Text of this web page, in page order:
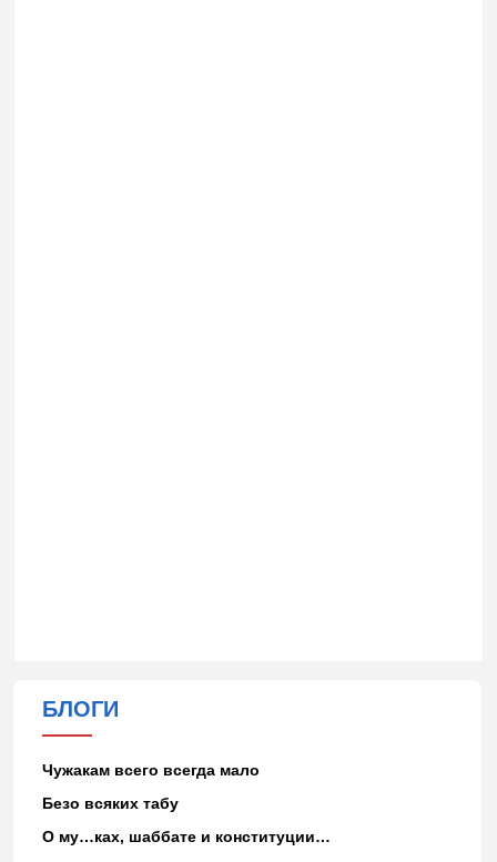
БЛОГИ
Чужакам всего всегда мало
Безо всяких табу
О му…ках, шаббате и конституции…